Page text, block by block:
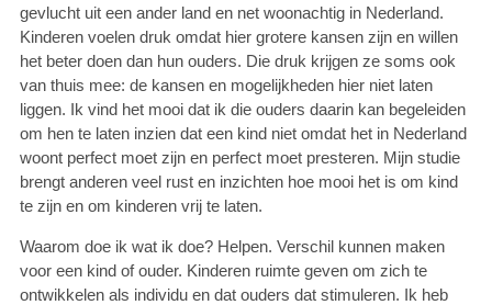
gevlucht uit een ander land en net woonachtig in Nederland.
Kinderen voelen druk omdat hier grotere kansen zijn en willen
het beter doen dan hun ouders. Die druk krijgen ze soms ook
van thuis mee: de kansen en mogelijkheden hier niet laten
liggen. Ik vind het mooi dat ik die ouders daarin kan begeleiden
om hen te laten inzien dat een kind niet omdat het in Nederland
woont perfect moet zijn en perfect moet presteren. Mijn studie
brengt anderen veel rust en inzichten hoe mooi het is om kind
te zijn en om kinderen vrij te laten.
Waarom doe ik wat ik doe? Helpen. Verschil kunnen maken
voor een kind of ouder. Kinderen ruimte geven om zich te
ontwikkelen als individu en dat ouders dat stimuleren. Ik heb